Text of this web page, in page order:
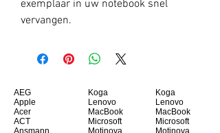
exemplaar in uw notebook snel
vervangen.
AEG
Apple
Acer
ACT
Koga
Lenovo
MacBook
Microsoft
Koga
Lenovo
MacBook
Microsoft